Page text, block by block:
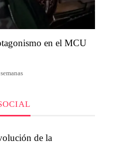
en el MCU
de la